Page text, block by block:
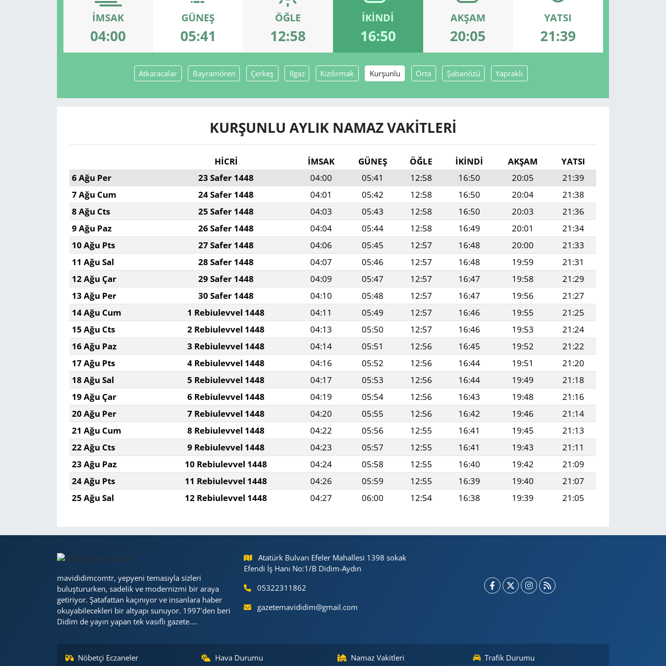
İMSAK
04:00
GÜNEŞ
05:41
ÖĞLE
12:58
İKINDI
16:50
AKŞAM
20:05
YATSI
21:39
Atkaracalar Bayramören Çerkeş Ilgaz Kızılırmak Kurşunlu Orta Şabanözü Yapraklı
KURŞUNLU AYLIK NAMAZ VAKITLERI
HİCRİ İMSAK GÜNEŞ ÖĞLE İKINDI AKŞAM
YATSI
6 Ağu Per
23 Safer 1448 04:00 05:41 12:58 16:50 20:05
21:39
7 Ağu Cum
24 Safer 1448 04:01 05:42 12:58 16:50 20:04
21:38
8 Ağu Cts
25 Safer 1448 04:03 05:43 12:58 16:50 20:03
21:36
9 Ağu Paz
26 Safer 1448 04:04 05:44 12:58 16:49 20:01
21:34
10 Ağu Pts
27 Safer 1448 04:06 05:45 12:57 16:48 20:00
21:33
11 Ağu Sal
28 Safer 1448 04:07 05:46 12:57 16:48 19:59
21:31
12 Ağu Çar
29 Safer 1448 04:09 05:47 12:57 16:47 19:58
21:29
13 Ağu Per
30 Safer 1448 04:10 05:48 12:57 16:47 19:56
21:27
14 Ağu Cum
1 Rebiulevvel 1448 04:11 05:49 12:57 16:46 19:55
21:25
15 Ağu Cts
2 Rebiulevvel 1448 04:13 05:50 12:57 16:46 19:53
21:24
16 Ağu Paz
3 Rebiulevvel 1448 04:14 05:51 12:56 16:45 19:52
21:22
17 Ağu Pts
4 Rebiulevvel 1448 04:16 05:52 12:56 16:44 19:51
21:20
18 Ağu Sal
5 Rebiulevvel 1448 04:17 05:53 12:56 16:44 19:49
21:18
19 Ağu Çar
6 Rebiulevvel 1448 04:19 05:54 12:56 16:43 19:48
21:16
20 Ağu Per
7 Rebiulevvel 1448 04:20 05:55 12:56 16:42 19:46
21:14
21 Ağu Cum
8 Rebiulevvel 1448 04:22 05:56 12:55 16:41 19:45
21:13
22 Ağu Cts
9 Rebiulevvel 1448 04:23 05:57 12:55 16:41 19:43
21:11
23 Ağu Paz
10 Rebiulevvel 1448 04:24 05:58 12:55 16:40 19:42
21:09
24 Ağu Pts
11 Rebiulevvel 1448 04:26 05:59 12:55 16:39 19:40
21:07
25 Ağu Sal
12 Rebiulevvel 1448 04:27 06:00 12:54 16:38 19:39 21:05
mavididimcomtr, yepyeni temasıyla sizleri
buluştururken, sadelik ve modernizmi bir araya
getiriyor. Şatafattan kaçınıyor ve insanlara haber
okuyabilecekleri bir altyapı sunuyor. 1997'den beri
Didim de yayın yapan tek vasıflı gazete....
Atatürk Bulvarı Efeler Mahallesi 1398 sokak
Efendi İş Hanı No:1/B Didim-Aydın
05322311862
gazetemavididim@gmail.com
Nöbetçi Eczaneler Hava Durumu Namaz Vakitleri Trafik Durumu
HABERDE İNSAN
RESMİ İLANLAR